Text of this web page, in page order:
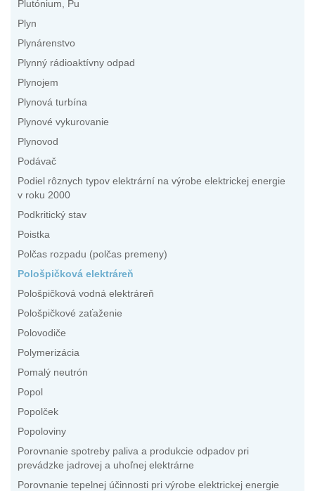
Plutónium, Pu
Plyn
Plynárenstvo
Plynný rádioaktívny odpad
Plynojem
Plynová turbína
Plynové vykurovanie
Plynovod
Podávač
Podiel rôznych typov elektrární na výrobe elektrickej energie
v roku 2000
Podkritický stav
Poistka
Polčas rozpadu (polčas premeny)
Pološpičková elektráreň
Pološpičková vodná elektráreň
Pološpičkové zaťaženie
Polovodiče
Polymerizácia
Pomalý neutrón
Popol
Popolček
Popoloviny
Porovnanie spotreby paliva a produkcie odpadov pri
prevádzke jadrovej a uhoľnej elektrárne
Porovnanie tepelnej účinnosti pri výrobe elektrickej energie